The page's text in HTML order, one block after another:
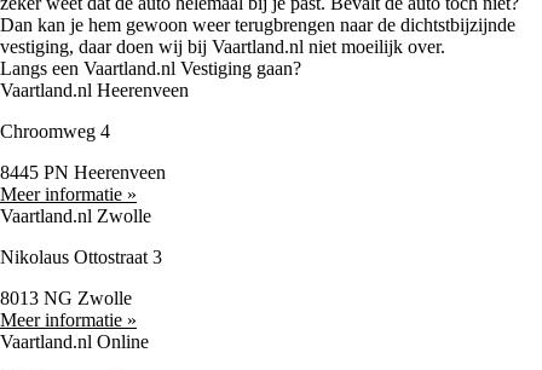
Dan kan je hem gewoon weer terugbrengen naar de dichtstbijzijnde
vestiging, daar doen wij bij Vaartland.nl niet moeilijk over.
Langs een Vaartland.nl Vestiging gaan?
Vaartland.nl Heerenveen
Chroomweg 4
8445 PN Heerenveen
Meer informatie »
Vaartland.nl Zwolle
Nikolaus Ottostraat 3
8013 NG Zwolle
Meer informatie »
Vaartland.nl Online